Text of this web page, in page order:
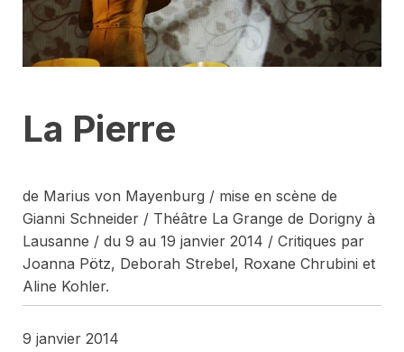
La Pierre
de Marius von Mayenburg / mise en scène de
Gianni Schneider / Théâtre La Grange de Dorigny à
Lausanne / du 9 au 19 janvier 2014 / Critiques par
Joanna Pötz, Deborah Strebel, Roxane Chrubini et
Aline Kohler.
9 janvier 2014